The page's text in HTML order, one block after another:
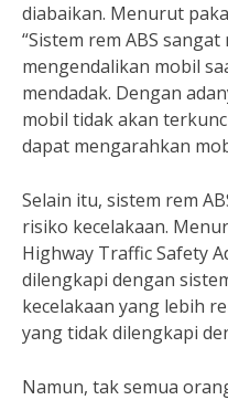
diabaikan. Menurut
“Sistem rem ABS
mengendalikan mobil
mendadak. Dengan
mobil tidak akan
dapat mengarahkan
Selain itu, sistem rem
risiko kecelakaan.
Highway Traffic Safety
dilengkapi dengan
kecelakaan yang lebih
yang tidak dilengkapi
Namun, tak semua